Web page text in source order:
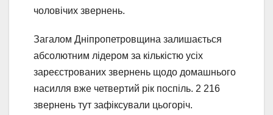
чоловічих звернень.
Загалом Дніпропетровщина залишається
абсолютним лідером за кількістю усіх
зареєстрованих звернень щодо домашнього
насилля вже четвертий рік поспіль. 2 216
звернень тут зафіксували цьогоріч.